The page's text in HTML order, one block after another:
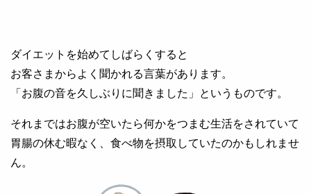
ダイエットを始めてしばらくすると
お客さまからよく聞かれる言葉があります。
「お腹の音を久しぶりに聞きました」というものです。
それまではお腹が空いたら何かをつまむ生活をされていて
胃腸の休む暇なく、食べ物を摂取していたのかもしれませ
ん。